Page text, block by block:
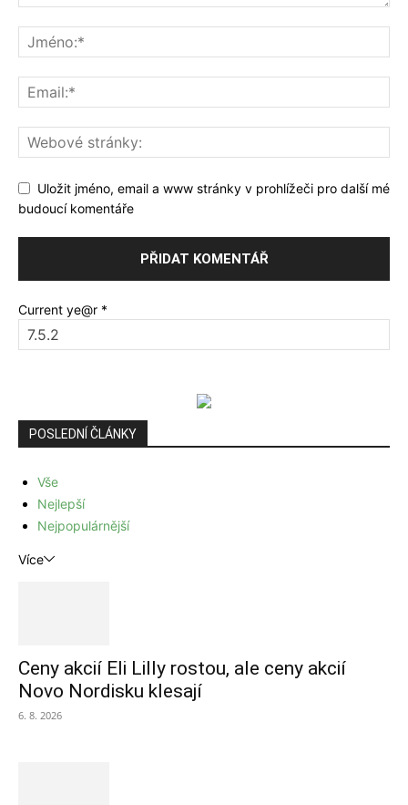
Uložit jméno, email a www stránky v prohlížeči pro další mé
budoucí komentáře
Current ye@r *
POSLEDNÍ ČLÁNKY
Vše
Nejlepší
Nejpopulárnější
Více
Ceny akcií Eli Lilly rostou, ale ceny akcií
Novo Nordisku klesají
6. 8. 2026